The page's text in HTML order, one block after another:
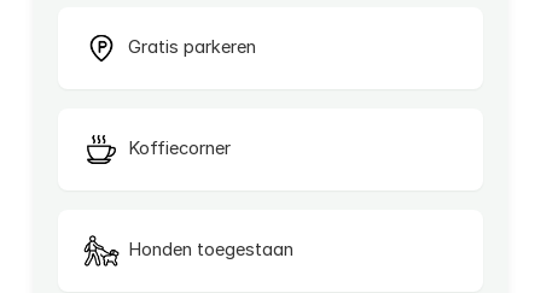
Gratis parkeren
Koffiecorner
Honden toegestaan